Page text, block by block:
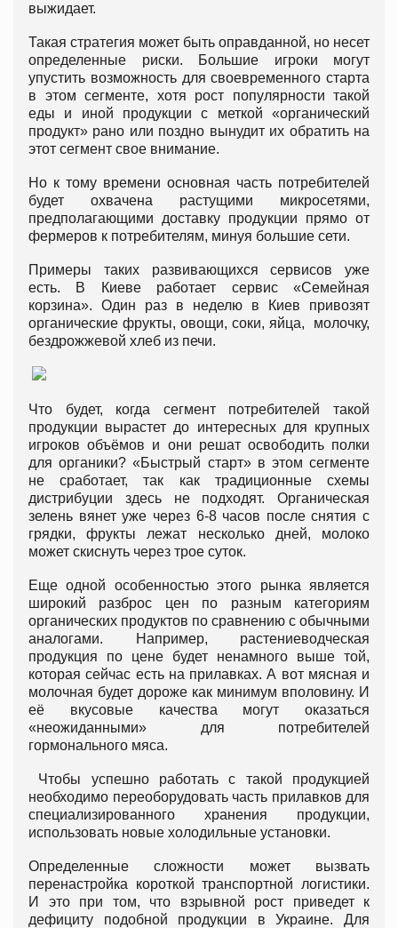
выжидает.
Такая стратегия может быть оправданной, но несет
определенные риски. Большие игроки могут
упустить возможность для своевременного старта
в этом сегменте, хотя рост популярности такой
еды и иной продукции с меткой «органический
продукт» рано или поздно вынудит их обратить на
этот сегмент свое внимание.
Но к тому времени основная часть потребителей
будет охвачена растущими микросетями,
предполагающими доставку продукции прямо от
фермеров к потребителям, минуя большие сети.
Примеры таких развивающихся сервисов уже
есть. В Киеве работает сервис «Семейная
корзина». Один раз в неделю в Киев привозят
органические фрукты, овощи, соки, яйца, молочку,
бездрожжевой хлеб из печи.
Что будет, когда сегмент потребителей такой
продукции вырастет до интересных для крупных
игроков объёмов и они решат освободить полки
для органики? «Быстрый старт» в этом сегменте
не сработает, так как традиционные схемы
дистрибуции здесь не подходят. Органическая
зелень вянет уже через 6-8 часов после снятия с
грядки, фрукты лежат несколько дней, молоко
может скиснуть через трое суток.
Еще одной особенностью этого рынка является
широкий разброс цен по разным категориям
органических продуктов по сравнению с обычными
аналогами. Например, растениеводческая
продукция по цене будет ненамного выше той,
которая сейчас есть на прилавках. А вот мясная и
молочная будет дороже как минимум вполовину. И
её вкусовые качества могут оказаться
«неожиданными» для потребителей
гормонального мяса.
Чтобы успешно работать с такой продукцией
необходимо переоборудовать часть прилавков для
специализированного хранения продукции,
использовать новые холодильные установки.
Определенные сложности может вызвать
перенастройка короткой транспортной логистики.
И это при том, что взрывной рост приведет к
дефициту подобной продукции в Украине. Для